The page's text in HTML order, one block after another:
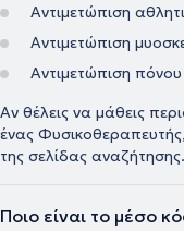
Αντιμετώπιση
Αντιμετώπιση
Αντιμετώπιση
Αν θέλεις να μάθεις
ένας
της σελίδας αναζήτησης.
Ποιο είναι το μέσο